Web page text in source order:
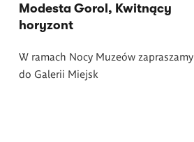
Modesta Gorol, Kwitnący
horyzont
W ramach Nocy Muzeów zapraszamy
do Galerii Miejsk